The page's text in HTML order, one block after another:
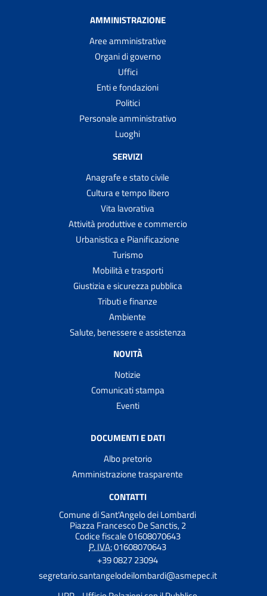
AMMINISTRAZIONE
Aree amministrative
Organi di governo
Uffici
Enti e fondazioni
Politici
Personale amministrativo
Luoghi
SERVIZI
Anagrafe e stato civile
Cultura e tempo libero
Vita lavorativa
Attività produttive e commercio
Urbanistica e Pianificazione
Turismo
Mobilità e trasporti
Giustizia e sicurezza pubblica
Tributi e finanze
Ambiente
Salute, benessere e assistenza
NOVITÀ
Notizie
Comunicati stampa
Eventi
DOCUMENTI E DATI
Albo pretorio
Amministrazione trasparente
CONTATTI
Comune di Sant'Angelo dei Lombardi
Piazza Francesco De Sanctis, 2
Codice fiscale 01608070643
P. IVA:01608070643
+39 0827 23094
segretario.santangelodeilombardi@asmepec.it